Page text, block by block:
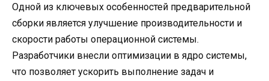
Одной из ключевых особенностей предварительной
сборки является улучшение производительности и
скорости работы операционной системы.
Разработчики внесли оптимизации в ядро системы,
что позволяет ускорить выполнение задач и